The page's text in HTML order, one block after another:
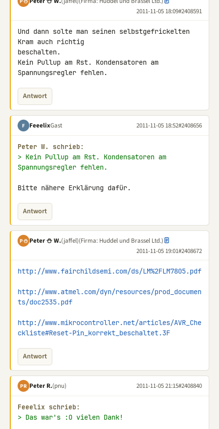
2011-11-05 18:09#2408591
Und dann solte man seinen selbstgefrickelten
Kram auch richtig
beschalten.
Kein Pullup am Rst. Kondensatoren am
Spannungsregler fehlen.
Antwort
F FeeelixGast 2011-11-05 18:52#2408656
Peter W. schrieb:
> Kein Pullup am Rst. Kondensatoren am
Spannungsregler fehlen.
Bitte nähere Erklärung dafür.
Antwort
P⛄ Peter ⛄ W.(jaffel)(Firma: Huddel und Brassel Ltd.)
2011-11-05 19:01#2408672
http://www.fairchildsemi.com/ds/LM%2FLM7805.pdf
http://www.atmel.com/dyn/resources/prod_documen
ts/doc2535.pdf
http://www.mikrocontroller.net/articles/AVR_Che
ckliste#Reset-Pin_korrekt_beschaltet.3F
Antwort
PR Peter R.(pnu) 2011-11-05 21:15#2408840
Feeelix schrieb:
> Das war's :O vielen Dank!